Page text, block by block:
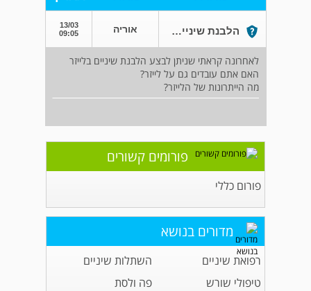
הלבנת שיניים בלייזר אוריה
13/03
09:05
לאחרונה קראתי שניתן לבצע הלבנת שיניים בלייזר
האם אתם עובדים גם על לייזר?
מה הייתרונות של הלייזר?
פורומים קשורים
פורום כללי
מדורים בנושא
רפואת שיניים
השתלות שיניים
טיפולי שורש
פה ולסת